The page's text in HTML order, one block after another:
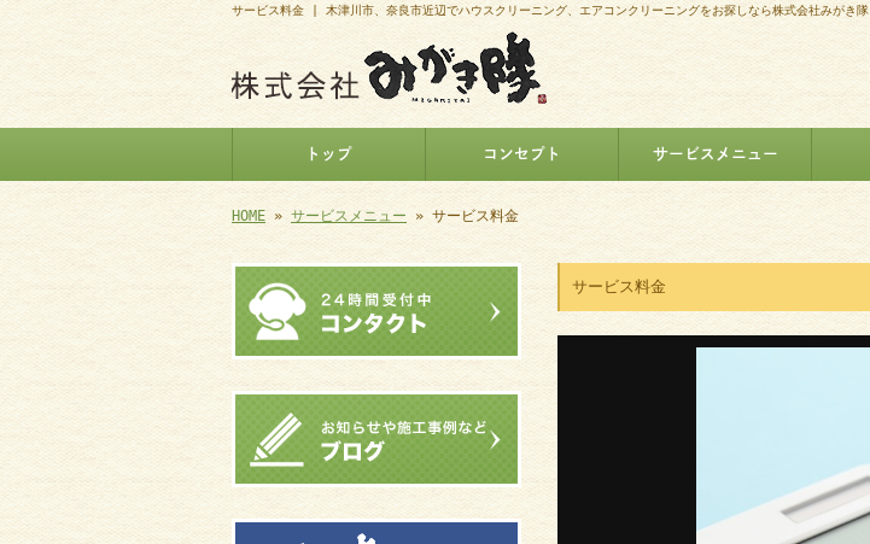
サービス料金 | 木津川市、奈良市近辺でハウスクリーニング、エアコンクリーニングをお探しなら株式会社みがき隊
トップ コンセプト サービスメニュー
HOME » サービスメニュー » サービス料金
サービス料金